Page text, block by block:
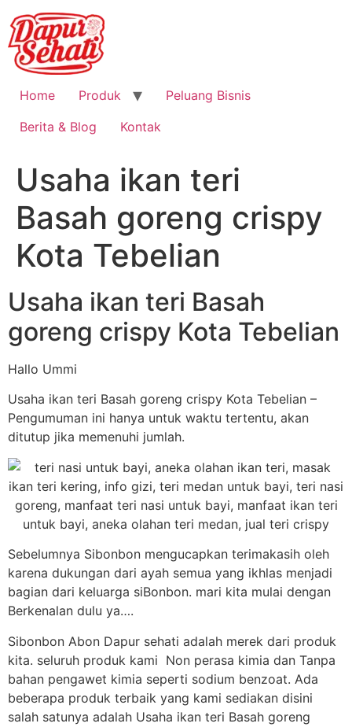
Home Produk
Peluang Bisnis
Berita & Blog
Kontak
Usaha ikan teri
Basah goreng crispy
Kota Tebelian
Usaha ikan teri Basah
goreng crispy Kota Tebelian
Hallo Ummi
Usaha ikan teri Basah goreng crispy Kota Tebelian –
Pengumuman ini hanya untuk waktu tertentu, akan
ditutup jika memenuhi jumlah.
Sebelumnya Sibonbon mengucapkan terimakasih oleh
karena dukungan dari ayah semua yang ikhlas menjadi
bagian dari keluarga siBonbon. mari kita mulai dengan
Berkenalan dulu ya….
Sibonbon Abon Dapur sehati adalah merek dari produk
kita. seluruh produk kami Non perasa kimia dan Tanpa
bahan pengawet kimia seperti sodium benzoat. Ada
beberapa produk terbaik yang kami sediakan disini
salah satunya adalah Usaha ikan teri Basah goreng